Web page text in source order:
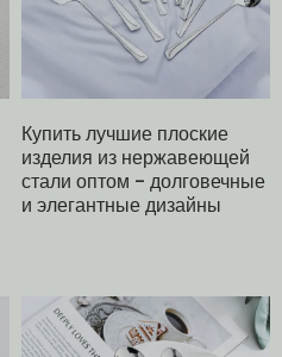
Купить лучшие плоские
изделия из нержавеющей
стали оптом - долговечные
и элегантные дизайны